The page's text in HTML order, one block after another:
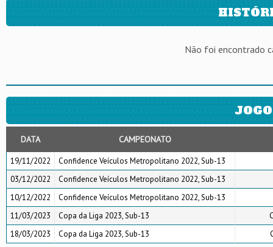
Não foi encontrado
DATA CAMPEONATO
19/11/2022
Confidence Veículos Metropolitano 2022, Sub-13
03/12/2022
Confidence Veículos Metropolitano 2022, Sub-13
10/12/2022
Confidence Veículos Metropolitano 2022, Sub-13
11/03/2023
Copa da Liga 2023, Sub-13
18/03/2023
Copa da Liga 2023, Sub-13